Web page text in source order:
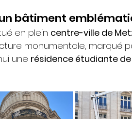
forme Scénographie
Signalétique
bâtiment
en plein centre-ville de
monumentale, marqué
une résidence étudiante